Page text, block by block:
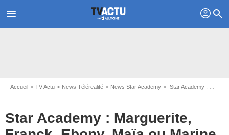
menu profil search
Accueil TV Actu News Télérealité News Star Academy Star Academy : Marguerite, Franck, Ebony, Maïa ou Marine, Ulysse, Maureen et Charles : quel groupe est immunisé pour les évaluations de demain ?
Star Academy : Marguerite,